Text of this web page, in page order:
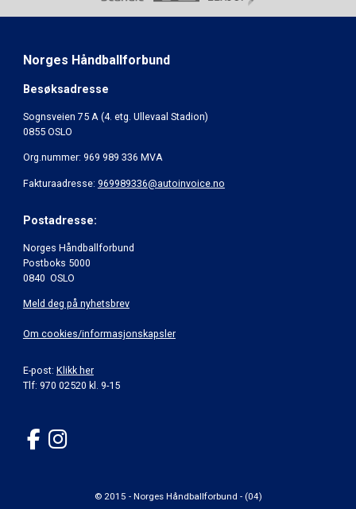
Norges Håndballforbund
Besøksadresse
Sognsveien 75 A (4. etg. Ullevaal Stadion)
0855 OSLO
Org.nummer: 969 989 336 MVA
Fakturaadresse: 969989336@autoinvoice.no
Postadresse:
Norges Håndballforbund
Postboks 5000
0840 OSLO
Meld deg på nyhetsbrev
Om cookies/informasjonskapsler
E-post: Klikk her
Tlf: 970 02520 kl. 9-15
© 2015 - Norges Håndballforbund - (04)